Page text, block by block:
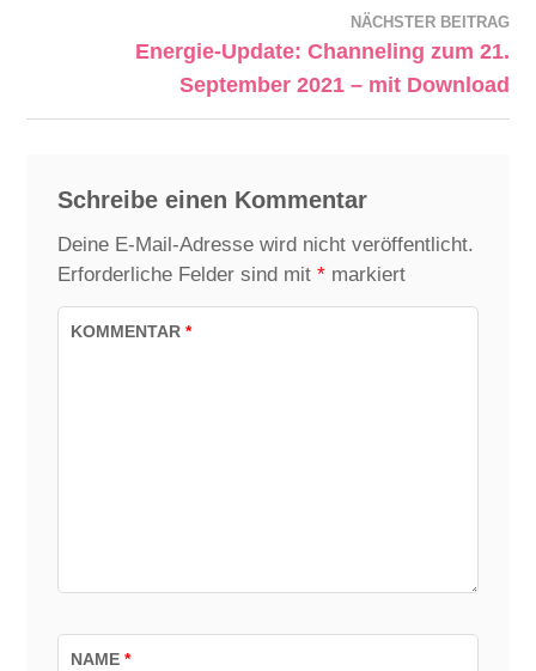
NÄCHSTER BEITRAG
Energie-Update: Channeling zum 21.
September 2021 – mit Download
Schreibe einen Kommentar
Deine E-Mail-Adresse wird nicht veröffentlicht.
Erforderliche Felder sind mit *markiert
KOMMENTAR*
NAME*